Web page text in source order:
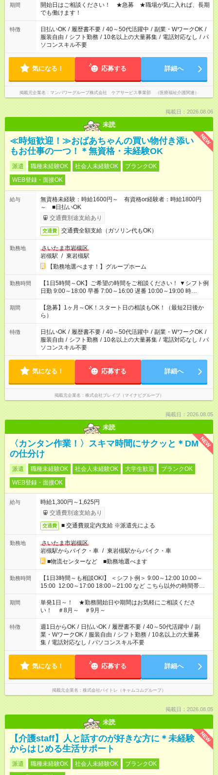
ん ※法令に基づき、週20時間以上勤務は社会保険への加入対象
となります ※労働者派遣法（日雇い派遣の原則禁止）により、
短時間・短期間の就業はご案内が難しい場合があります
期間
開始日はご相談ください！ ★急募 ★職場が気に入れば、長期
でも働けます！
特徴 日払いOK / 履歴書不要 / 40～50代活躍中 / 副業・WワークOK /
服装自由 / シフト勤務 / 10名以上の大量募集 / 電話対応なし / パ
ソコンスキル不要
気になる！ 応募する 詳細へ
掲載元企業名 マンパワーグループ株式会社 ケアサービス事業部 （医療福祉介護関連）
掲載日：2026.08.06
未読
NEW
≪時短歓迎！≫おばあちゃんの買い物付き添い
もお仕事の一つ！＊無資格・未経験OK
派遣 職種未経験OK 社会人未経験OK
ブランクOK
WEB登録・面接OK
給与
無資格未経験：時給1600円～ 有資格or経験者：時給1800円
～ ■日払いOK
交通費別途支給あり
交通費 交通費全額支給（ガソリン代もOK）
勤務地
さいたま市岩槻区
岩槻駅 / 東岩槻駅
【勤務地選べます！】グループホーム
勤務時間
【1日5時間～OK】ご希望の時間をご相談ください！ ▼シフト例
日勤 9:00～18:00 早番 7:00～16:00 遅番 10:00～19:00 時
短 10:00～15:00 上記はあくまで一例です。 「夕方までには帰宅
しておきたい」 「朝はゆっくりのスタートがいい」 「お昼の時
間を有効に使いたい」 など、ご希望があれば教えてください
ね。
期間
【急募】1ヶ月～OK！スタート日の相談もOK！（最短2日後か
ら）
特徴 日払いOK / 履歴書不要 / 40～50代活躍中 / 副業・WワークOK /
服装自由 / シフト勤務 / 10名以上の大量募集 / 電話対応なし / パ
ソコンスキル不要
気になる！ 応募する 詳細へ
掲載元企業名 株式会社ブレイブ（マイナビグループ）
掲載日：2026.08.05
未読
NEW
〈カンタン作業！〉スキマ時間にサクッと＊DM
の仕分け
派遣 職種未経験OK 社会人未経験OK 大学生歓迎
ブランクOK
WEB登録・面接OK
給与
時給1,300円～1,625円
交通費別途支給あり
交通費 ■ 交通費規定内支給 ※派遣先による
勤務地
さいたま市岩槻区
岩槻駅からバイク・車 / 東岩槻駅からバイク・車
■物流センターなど ■勤務地選べます
勤務時間
【1日3時間～も相談OK!】 ＜シフト例＞ 9:00～12:00 10:00～
15:00 12:00～17:00 18:00～21:00 など こちら以外の時間帯も
お気軽にご相談ください！
期間
単発1日～！ ★勤務開始日や期間はお気軽にご相談くださ
い！ ＃8月～ ＃9月～
特徴 週1日からOK / 日払いOK / 履歴書不要 / 40～50代活躍中 / 副
業・WワークOK / 服装自由 / シフト勤務 / 10名以上の大量募
集 / 電話対応なし / パソコンスキル不要
気になる！ 応募する 詳細へ
掲載元企業名 株式会社バイトレ（キャムコムグループ）
掲載日：2026.08.05
未読
NEW
【介護staff】人と話すのが好きな方に＊未経験
からはじめる生活サポート
派遣 職種未経験OK 社会人未経験OK
ブランクOK